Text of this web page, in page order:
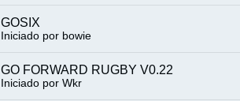
GOSIX
Iniciado por bowie
GO FORWARD RUGBY V0.22
Iniciado por Wkr